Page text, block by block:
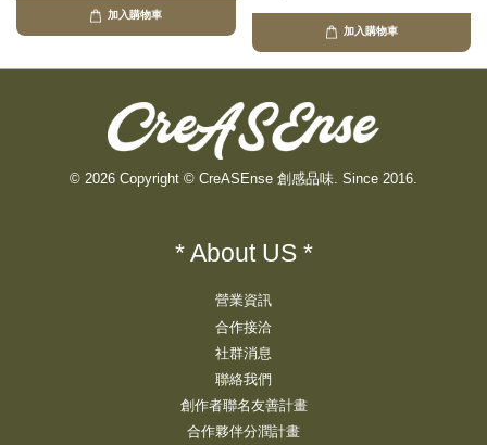
加入購物車
加入購物車
© 2026 Copyright © CreASEnse 創感品味. Since 2016.
* About US *
營業資訊
合作接洽
社群消息
聯絡我們
創作者聯名友善計畫
合作夥伴分潤計畫